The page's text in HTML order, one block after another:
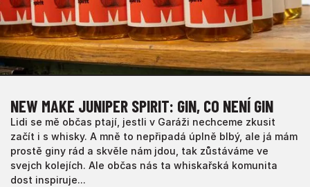
NEW MAKE JUNIPER SPIRIT: GIN, CO NENÍ GIN
Lidi se mě občas ptají, jestli v Garáži nechceme zkusit
začít i s whisky. A mně to nepřipadá úplně blbý, ale já mám
prostě giny rád a skvěle nám jdou, tak zůstáváme ve
svejch kolejích. Ale občas nás ta whiskařská komunita
dost inspiruje...